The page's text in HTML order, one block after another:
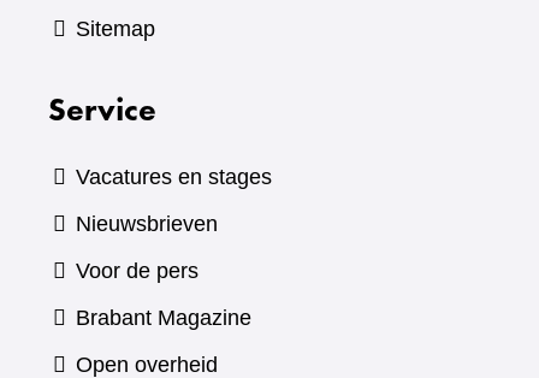
Sitemap
Service
Vacatures en stages
Nieuwsbrieven
Voor de pers
Brabant Magazine(verwijst
Open overheid